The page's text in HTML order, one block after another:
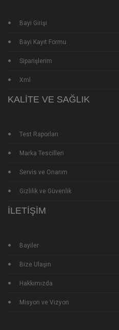
Bayi Girişi
Bayi Kayıt Formu
Siparişlerim
Xml
KALITE VE SAĞLIK
Test Raporları
Marka Tescilleri
Servis ve Onarım
Gizlilik ve Güvenlik
İLETIŞIM
Bayiler
Bize Ulaşın
Hakkımızda
Misyon ve Vizyon